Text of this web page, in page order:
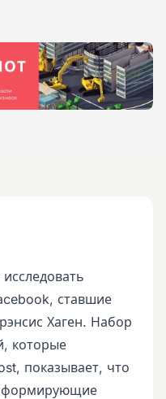
ставшие
Хаген. Набор
которые
показывает, что
формирующие